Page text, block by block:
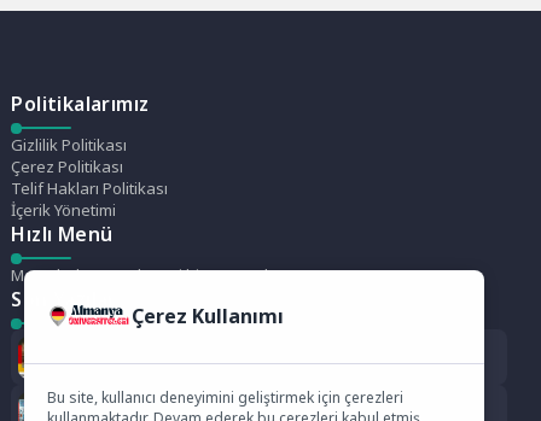
Politikalarımız
Gizlilik Politikası
Çerez Politikası
Telif Hakları Politikası
İçerik Yönetimi
Hızlı Menü
Menü bulunamadı. Yeni bir menü oluştur.
Son Yazılar
Bayreuth Üniversitesi
Çerez Kullanımı
Bu site, kullanıcı deneyimini geliştirmek için çerezleri